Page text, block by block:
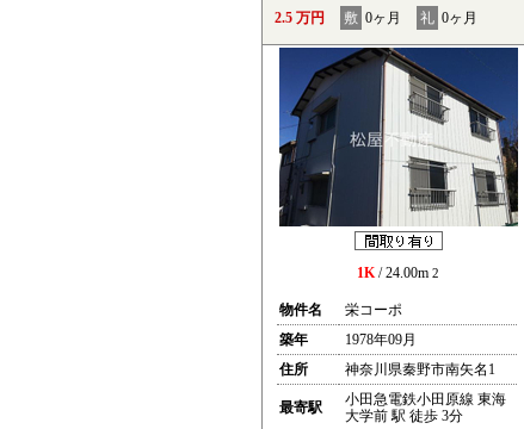
2.5 万円 敷 0ヶ月 礼 0ヶ月
1K/ 24.00m 2
物件名
栄コーポ
築年
1978年09月
住所
神奈川県秦野市南矢名1
最寄駅
小田急電鉄小田原線 東海
大学前 駅 徒歩 3分